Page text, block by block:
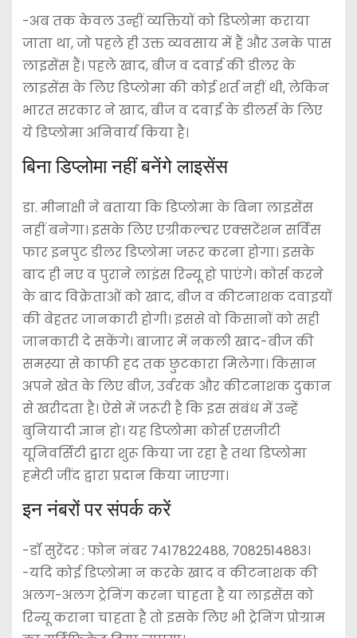
-अब तक केवल उन्हीं व्यक्तियों को डिप्लोमा कराया
जाता था, जो पहले ही उक्त व्यवसाय में हैं और उनके पास
लाइसेंस हैं। पहले खाद, बीज व दवाई की डीलर के
लाइसेंस के लिए डिप्लोमा की कोई शर्त नहीं थी, लेकिन
भारत सरकार ने खाद, बीज व दवाई के डीलर्स के लिए
ये डिप्लोमा अनिवार्य किया है।
बिना डिप्लोमा नहीं बनेंगे लाइसेंस
डा. मीनाक्षी ने बताया कि डिप्लोमा के बिना लाइसेंस
नहीं बनेगा। इसके लिए एग्रीकल्चर एक्सटेंशन सर्विस
फार इनपुट डीलर डिप्लोमा जरूर करना होगा। इसके
बाद ही नए व पुराने लाइंस रिन्यू हो पाएंगे। कोर्स करने
के बाद विक्रेताओं को खाद, बीज व कीटनाशक दवाइयों
की बेहतर जानकारी होगी। इससे वो किसानों को सही
जानकारी दे सकेंगे। बाजार में नकली खाद-बीज की
समस्या से काफी हद तक छुटकारा मिलेगा। किसान
अपने खेत के लिए बीज, उर्वरक और कीटनाशक दुकान
से खरीदता है। ऐसे में जरूरी है कि इस संबंध में उन्हें
बुनियादी ज्ञान हो। यह डिप्लोमा कोर्स एसजीटी
यूनिवर्सिटी द्वारा शुरू किया जा रहा है तथा डिप्लोमा
हमेटी जींद द्वारा प्रदान किया जाएगा।
इन नंबरों पर संपर्क करें
-डॉ सुरेंदर : फोन नंबर 7417822488, 7082514883।
-यदि कोई डिप्लोमा न करके खाद व कीटनाशक की
अलग-अलग ट्रेनिंग करना चाहता है या लाइसेंस को
रिन्यू कराना चाहता है तो इसके लिए भी ट्रेनिंग प्रोग्राम